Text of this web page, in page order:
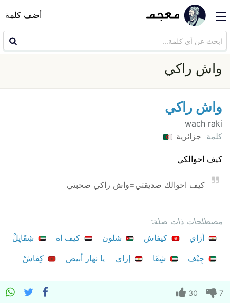
أضف كلمة
واش راكي
واش راكي
wach raki
كلمة جزائرية
كيف احوالكي
كيف احوالك صديقتي=واش راكي صحبتي
مصطلحات ذات صلة:
أزاي
كيفاش شلون كيف اه
شِقَايِلْ
چِيْف
شِقَا إزاي يا نهار أبيض كِفاشْ
7
30